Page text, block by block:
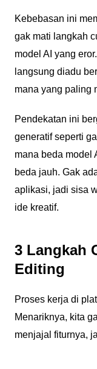
Kebebasan ini
gak mati langkah
model AI yang
langsung diadu
mana yang paling
Pendekatan ini
generatif seperti
mana beda model
beda jauh. Gak
aplikasi, jadi sisa
ide kreatif.
3 Langkah
Editing
Proses kerja di
Menariknya, kita
menjajal fiturnya,